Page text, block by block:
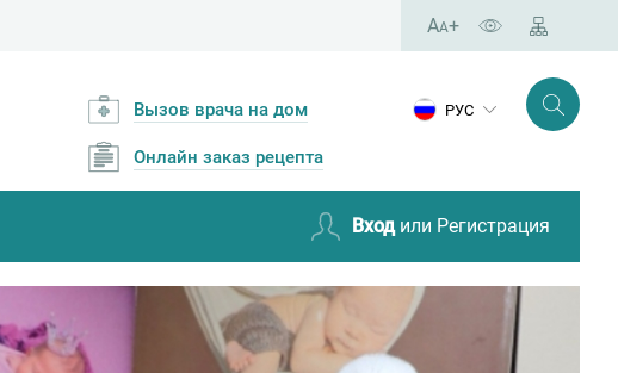
Бегущая строка •
AA+
Вызов врача на дом
Онлайн заказ рецепта
РУС
Вход или Регистрация